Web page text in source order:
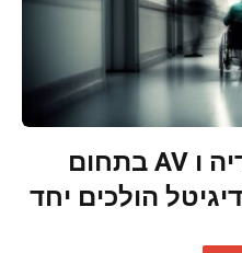
מימושי מולטימדיה ו AV בתחום
הולכים יחד